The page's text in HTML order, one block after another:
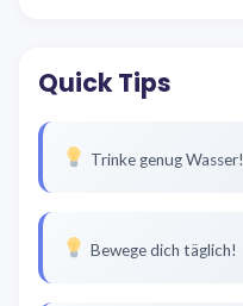
Quick Tips
Trinke genug Wasser!
Bewege dich täglich!